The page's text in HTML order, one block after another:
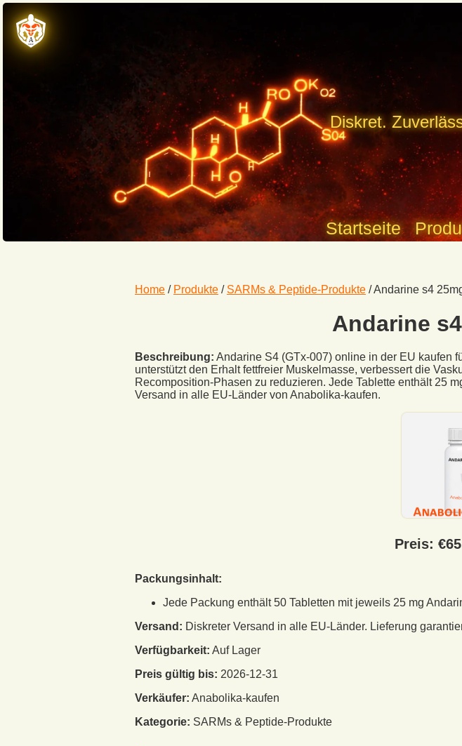
Diskret.
Startseite
Home / Produkte / SARMs & Peptide-Produkte /Andarine s4
Andarine
Beschreibung: Andarine S4 (GTx-007) online in der EU kaufen
unterstützt den Erhalt fettfreier Muskelmasse, verbessert die
Recomposition-Phasen zu reduzieren. Jede Tablette enthält 25
Versand in alle EU-Länder von Anabolika-kaufen.
Preis: €
Packungsinhalt:
Jede Packung enthält 50 Tabletten mit jeweils 25 mg
Versand: Diskreter Versand in alle EU-Länder. Lieferung
Verfügbarkeit: Auf Lager
Preis gültig bis: 2026-12-31
Verkäufer: Anabolika-kaufen
Kategorie: SARMs & Peptide-Produkte